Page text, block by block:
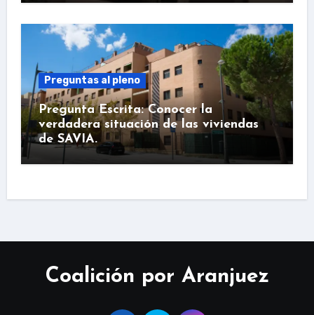
Preguntas al pleno
Pregunta Escrita: Conocer la
verdadera situación de las viviendas
de SAVIA.
Coalición por Aranjuez